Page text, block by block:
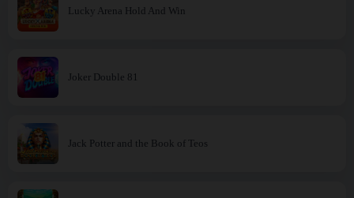
Lucky Arena Hold And Win
Joker Double 81
Jack Potter and the Book of Teos